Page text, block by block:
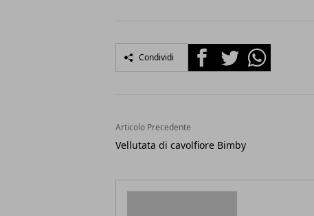
Condividi FacebookTwitterWhatsapp
Articolo Precedente
Vellutata di cavolfiore Bimby